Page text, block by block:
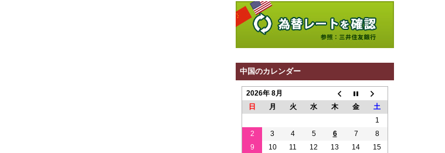
中国のカレンダー
2026年 8月
日
月 火 水 木 金
土
1
2
3 4 5 6 7
8
9
10 11 12 13 14
15